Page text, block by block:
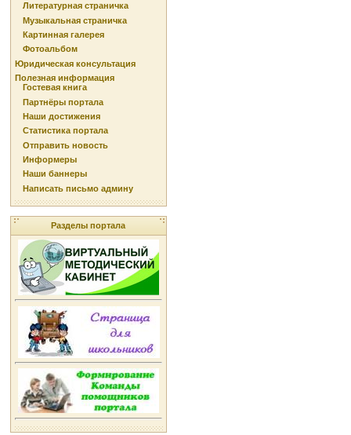
Литературная страничка
Музыкальная страничка
Картинная галерея
Фотоальбом
Юридическая консультация
Полезная информация
Гостевая книга
Партнёры портала
Наши достижения
Статистика портала
Отправить новость
Информеры
Наши баннеры
Написать письмо админу
Разделы портала